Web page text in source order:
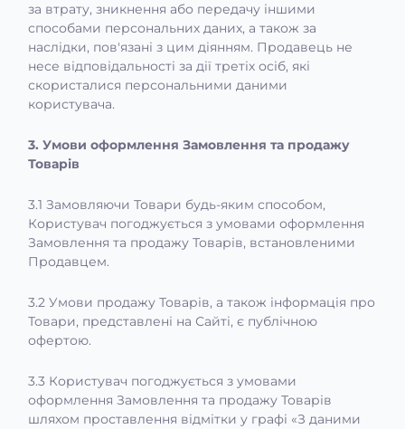
за втрату, зникнення або передачу іншими
способами персональних даних, а також за
наслідки, пов'язані з цим діянням. Продавець не
несе відповідальності за дії третіх осіб, які
скористалися персональними даними
користувача.
3. Умови оформлення Замовлення та продажу
Товарів
3.1 Замовляючи Товари будь-яким способом,
Користувач погоджується з умовами оформлення
Замовлення та продажу Товарів, встановленими
Продавцем.
3.2 Умови продажу Товарів, а також інформація про
Товари, представлені на Сайті, є публічною
офертою.
3.3 Користувач погоджується з умовами
оформлення Замовлення та продажу Товарів
шляхом проставлення відмітки у графі «З даними